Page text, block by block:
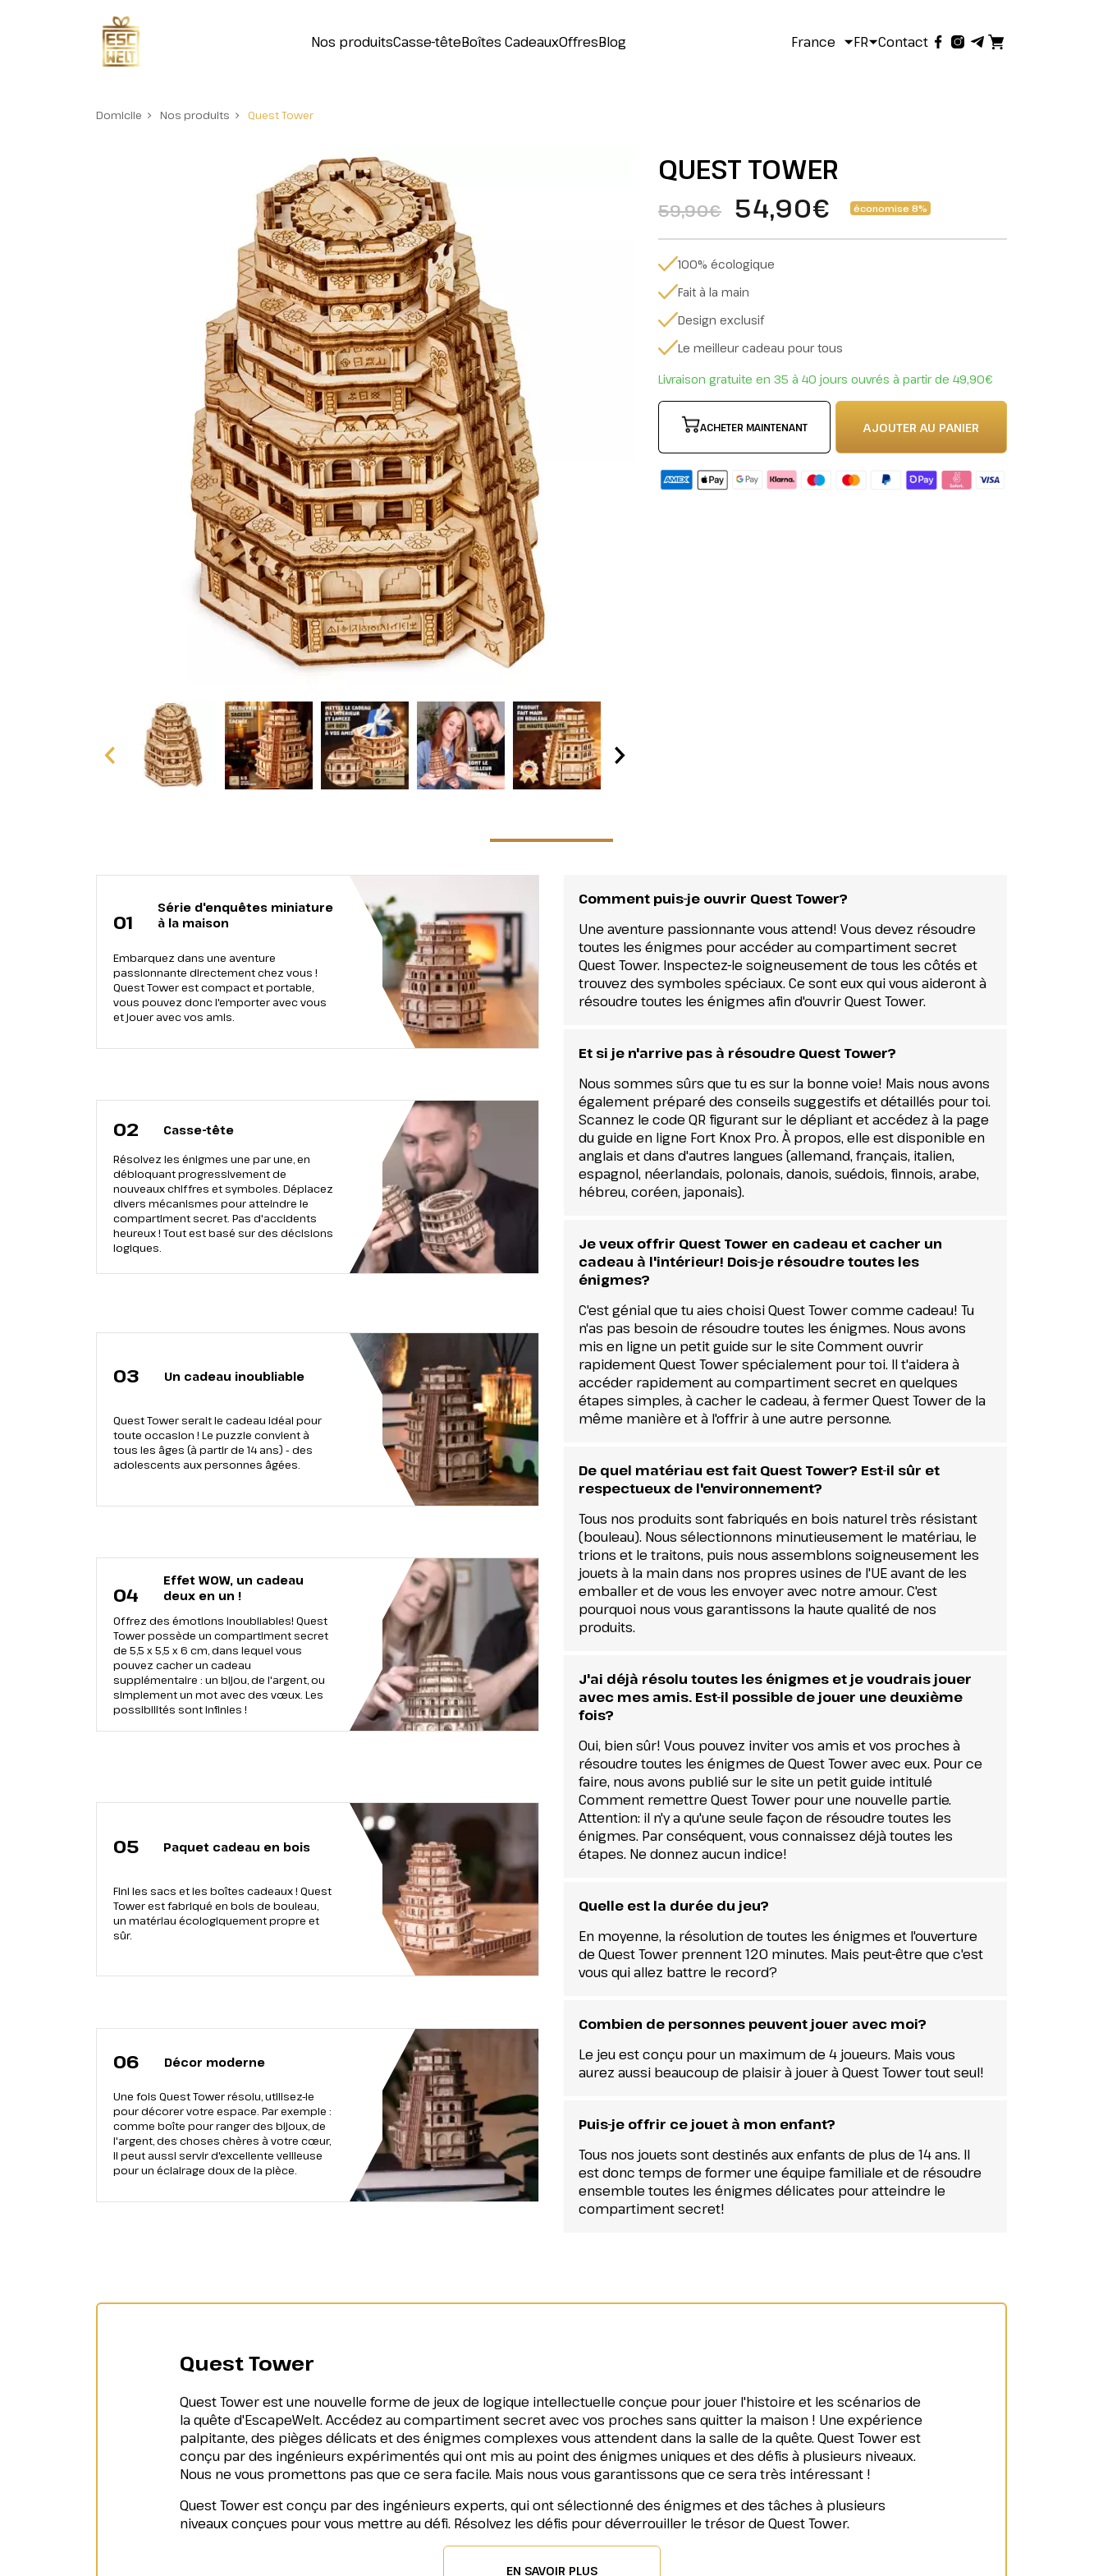
Nos produitsCasse-têteBoîtes CadeauxOffresBlog France FR Contact
Domicile Nos produits Quest Tower
QUEST TOWER
59,90€ 54,90€ économise 8%
100% écologique
Fait à la main
Design exclusif
Le meilleur cadeau pour tous
Livraison gratuite en 35 à 40 jours ouvrés à partir de 49,90€
ACHETER MAINTENANT AJOUTER AU PANIER
01
Série d'enquêtes miniature
à la maison
Embarquez dans une aventure
passionnante directement chez vous !
Quest Tower est compact et portable,
vous pouvez donc l'emporter avec vous
et jouer avec vos amis.
02 Casse-tête
Résolvez les énigmes une par une, en
débloquant progressivement de
nouveaux chiffres et symboles. Déplacez
divers mécanismes pour atteindre le
compartiment secret. Pas d'accidents
heureux ! Tout est basé sur des décisions
logiques.
03 Un cadeau inoubliable
Quest Tower serait le cadeau idéal pour
toute occasion ! Le puzzle convient à
tous les âges (à partir de 14 ans) - des
adolescents aux personnes âgées.
04
Effet WOW, un cadeau
deux en un !
Offrez des émotions inoubliables! Quest
Tower possède un compartiment secret
de 5,5 х 5,5 х 6 cm, dans lequel vous
pouvez cacher un cadeau
supplémentaire : un bijou, de l'argent, ou
simplement un mot avec des vœux. Les
possibilités sont infinies !
05 Paquet cadeau en bois
Fini les sacs et les boîtes cadeaux ! Quest
Tower est fabriqué en bois de bouleau,
un matériau écologiquement propre et
sûr.
06 Décor moderne
Une fois Quest Tower résolu, utilisez-le
pour décorer votre espace. Par exemple :
comme boîte pour ranger des bijoux, de
l'argent, des choses chères à votre cœur,
il peut aussi servir d'excellente veilleuse
pour un éclairage doux de la pièce.
Comment puis-je ouvrir Quest Tower?
Une aventure passionnante vous attend! Vous devez résoudre
toutes les énigmes pour accéder au compartiment secret
Quest Tower. Inspectez-le soigneusement de tous les côtés et
trouvez des symboles spéciaux. Ce sont eux qui vous aideront à
résoudre toutes les énigmes afin d'ouvrir Quest Tower.
Et si je n'arrive pas à résoudre Quest Tower?
Nous sommes sûrs que tu es sur la bonne voie! Mais nous avons
également préparé des conseils suggestifs et détaillés pour toi.
Scannez le code QR figurant sur le dépliant et accédez à la page
du guide en ligne Fort Knox Pro. À propos, elle est disponible en
anglais et dans d'autres langues (allemand, français, italien,
espagnol, néerlandais, polonais, danois, suédois, finnois, arabe,
hébreu, coréen, japonais).
Je veux offrir Quest Tower en cadeau et cacher un
cadeau à l'intérieur! Dois-je résoudre toutes les
énigmes?
C'est génial que tu aies choisi Quest Tower comme cadeau! Tu
n'as pas besoin de résoudre toutes les énigmes. Nous avons
mis en ligne un petit guide sur le site Comment ouvrir
rapidement Quest Tower spécialement pour toi. Il t'aidera à
accéder rapidement au compartiment secret en quelques
étapes simples, à cacher le cadeau, à fermer Quest Tower de la
même manière et à l'offrir à une autre personne.
De quel matériau est fait Quest Tower? Est-il sûr et
respectueux de l'environnement?
Tous nos produits sont fabriqués en bois naturel très résistant
(bouleau). Nous sélectionnons minutieusement le matériau, le
trions et le traitons, puis nous assemblons soigneusement les
jouets à la main dans nos propres usines de l'UE avant de les
emballer et de vous les envoyer avec notre amour. C'est
pourquoi nous vous garantissons la haute qualité de nos
produits.
J'ai déjà résolu toutes les énigmes et je voudrais jouer
avec mes amis. Est-il possible de jouer une deuxième
fois?
Oui, bien sûr! Vous pouvez inviter vos amis et vos proches à
résoudre toutes les énigmes de Quest Tower avec eux. Pour ce
faire, nous avons publié sur le site un petit guide intitulé
Comment remettre Quest Tower pour une nouvelle partie.
Attention: il n'y a qu'une seule façon de résoudre toutes les
énigmes. Par conséquent, vous connaissez déjà toutes les
étapes. Ne donnez aucun indice!
Quelle est la durée du jeu?
En moyenne, la résolution de toutes les énigmes et l'ouverture
de Quest Tower prennent 120 minutes. Mais peut-être que c'est
vous qui allez battre le record?
Combien de personnes peuvent jouer avec moi?
Le jeu est conçu pour un maximum de 4 joueurs. Mais vous
aurez aussi beaucoup de plaisir à jouer à Quest Tower tout seul!
Puis-je offrir ce jouet à mon enfant?
Tous nos jouets sont destinés aux enfants de plus de 14 ans. Il
est donc temps de former une équipe familiale et de résoudre
ensemble toutes les énigmes délicates pour atteindre le
compartiment secret!
Quest Tower
Quest Tower est une nouvelle forme de jeux de logique intellectuelle conçue pour jouer l'histoire et les scénarios de
la quête d'EscapeWelt. Accédez au compartiment secret avec vos proches sans quitter la maison ! Une expérience
palpitante, des pièges délicats et des énigmes complexes vous attendent dans la salle de la quête. Quest Tower est
conçu par des ingénieurs expérimentés qui ont mis au point des énigmes uniques et des défis à plusieurs niveaux.
Nous ne vous promettons pas que ce sera facile. Mais nous vous garantissons que ce sera très intéressant !
Quest Tower est conçu par des ingénieurs experts, qui ont sélectionné des énigmes et des tâches à plusieurs
niveaux conçues pour vous mettre au défi. Résolvez les défis pour déverrouiller le trésor de Quest Tower.
EN SAVOIR PLUS